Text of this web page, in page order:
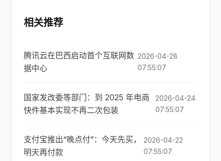
相关推荐
腾讯云在巴西启动首个互联网数
据中心
2026-04-28
07:55:07
国家发改委等部门：到 2025 年电商
快件基本实现不再二次包装
2026-04-24
07:55:07
支付宝推出“晚点付”：今天先买，
明天再付款
2026-04-22
07:55:07